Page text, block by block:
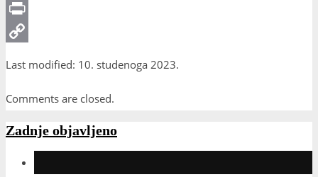
Messenger
Print
Last modified: 10. studenoga 2023.
Comments are closed.
Zadnje objavljeno